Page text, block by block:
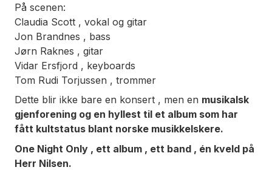
På scenen:
Claudia Scott , vokal og gitar
Jon Brandnes , bass
Jørn Raknes , gitar
Vidar Ersfjord , keyboards
Tom Rudi Torjussen , trommer
Dette blir ikke bare en konsert , men en musikalsk
gjenforening og en hyllest til et album som har
fått kultstatus blant norske musikkelskere.
One Night Only , ett album , ett band , én kveld på
Herr Nilsen.